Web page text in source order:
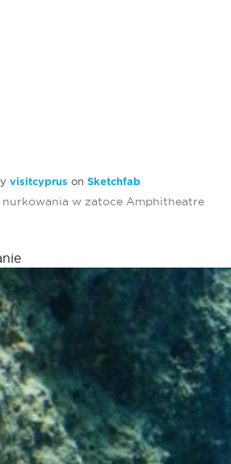
visitcyprus on Sketchfab
nurkowania w zatoce Amphitheatre